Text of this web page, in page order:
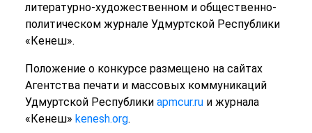
литературно-художественном и общественно-
политическом журнале Удмуртской Республики
«Кенеш».
Положение о конкурсе размещено на сайтах
Агентства печати и массовых коммуникаций
Удмуртской Республики apmcur.ruи журнала
«Кенеш» kenesh.org.